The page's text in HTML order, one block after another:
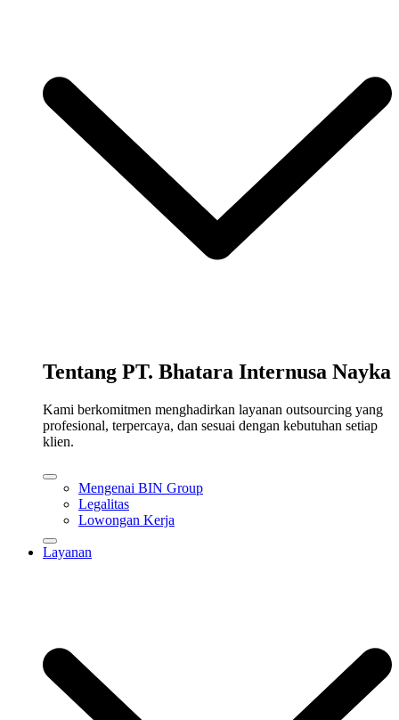
Tentang PT. Bhatara Internusa Nayka
Kami berkomitmen menghadirkan layanan outsourcing yang
profesional, terpercaya, dan sesuai dengan kebutuhan setiap
klien.
Mengenai BIN Group
Legalitas
Lowongan Kerja
Layanan